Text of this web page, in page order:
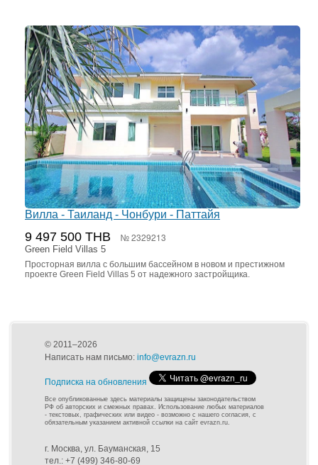
Вилла - Таиланд - Чонбури - Паттайя
9 497 500 THB № 2329213
Green Field Villas 5
Просторная вилла с большим бассейном в новом и престижном
проекте Green Field Villas 5 от надежного застройщика.
© 2011–2026
Написать нам письмо: info@evrazn.ru
Подписка на обновления
Все опубликованные здесь материалы защищены законодательством
РФ об авторских и смежных правах. Использование любых материалов
- текстовых, графических или видео - возможно с нашего согласия, с
обязательным указанием активной ссылки на сайт evrazn.ru.
г. Москва, ул. Бауманская, 15
тел.: +7 (499) 346-80-69